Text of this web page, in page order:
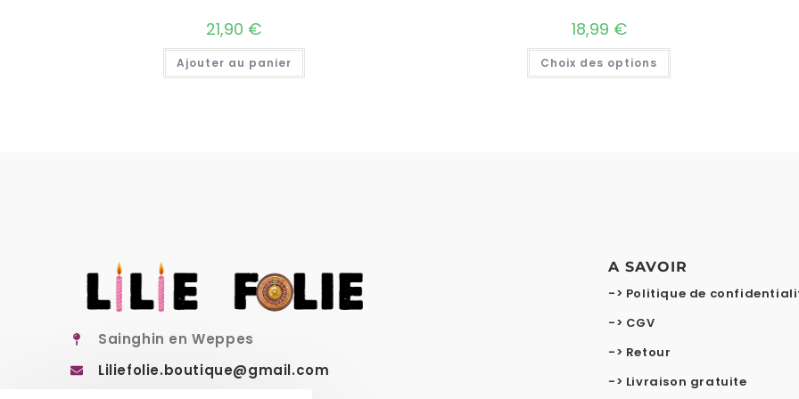
21,90 €
Ajouter au panier
18,99 €
Choix des options
Sainghin en Weppes
Liliefolie.boutique@gmail.com
A SAVOIR
-> Politique de
-> CGV
-> Retour
-> Livraison gratuite